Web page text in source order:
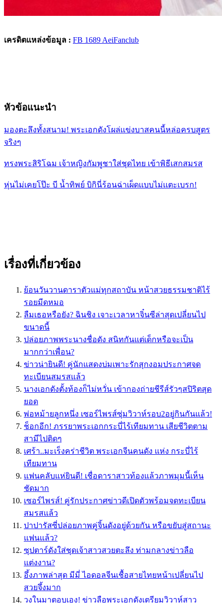
เครดิตแหล่งข้อมูล : FB 1689 AeiFanclub
หัวข้อแนะนำ
มองตะลึงทั้งสนาม! พระเอกดังโผล่เเข่งบาสคนนี้หล่อครบสูตร
จริงๆ
ทรงพระสิริโฉม เจ้าหญิงกัมพูชาใส่ชุดไทย เข้าพิธีเสกสมรส
หุ่นไม่เคยโป๊ะ บี น้ำทิพย์ บิกินี่ร้อนฉ่าเผ็ดเเบบไม่เเตะเบรก!
เรื่องที่เกี่ยวข้อง
ย้อนวันวานดาราตัวแม่ทุกสถาบัน หน้าสวยธรรมชาติไร้
รอยมีดหมอ
ลืมเธอหรือยัง? ฉินชิง เจาะเวลาหาจิ๋นซีล่าสุดเปลี่ยนไป
ขนาดนี้
ปล่อยภาพพระนางชื่อดัง สนิทกันแต่เด็กหรือจะเป็น
มากกว่าเพื่อน?
ข่าวน่ายินดี! คู่นักแสดงบ่มเพาะรักสุกงอมประกาศจด
ทะเบียนสมรสแล้ว
นางเอกดังตั้งท้องก็ไม่หวั่น เข้ากองถ่ายชีรีส์รัวๆสปิริตสุด
ยอด
พ่อหม้ายลูกหนึ่ง เซอร์ไพรส์ซุ่มวิวาห์รอบ2อยู่กินกันแล้ว!
ช็อกอีก! ภรรยาพระเอกกระบี่ไร้เทียมทาน เสียชีวิตตาม
สามีไปติดๆ
เศร้า..มะเร็งคร่าชีวิต พระเอกจีนคนดัง แห่ง กระบี่ไร้
เทียมทาน
แฟนคลับแห่ยินดี! เชื่อดาราสาวท้องแล้วภาพมุมนี้เห็น
ชัดมาก
เซอร์ไพรส์! คู่รักประกาศข่าวดีเปิดตัวพร้อมจดทะเบียน
สมรสแล้ว
ปาปารัสซี่ปล่อยภาพคู่จิ้นดังอยู่ด้วยกัน หรือขยับสู่สถานะ
แฟนแล้ว?
ซุปตาร์ดังใส่ชุดเจ้าสาวสวยตะลึง ท่ามกลางข่าวลือ
แต่งงาน?
อึ้งภาพล่าสุด มีมี่ ไอดอลจีนเชื้อสายไทยหน้าเปลี่ยนไป
สวยจึ้งมาก
วงในมาตอบเอง! ข่าวลือพระเอกดังเตรียมวิวาห์สาว